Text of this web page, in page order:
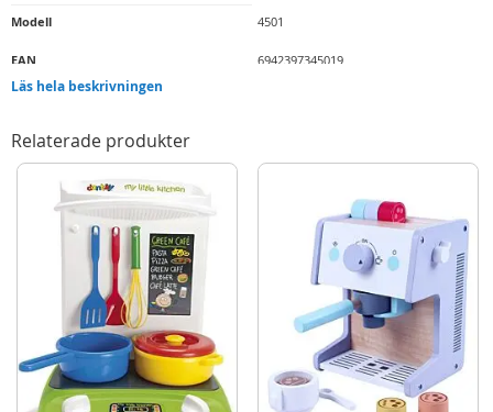
Mer
Modell 4501
EAN 6942397345019
Läs hela beskrivningen
Relaterade produkter